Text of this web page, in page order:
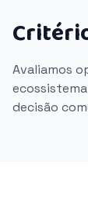
Avaliamos
decisão